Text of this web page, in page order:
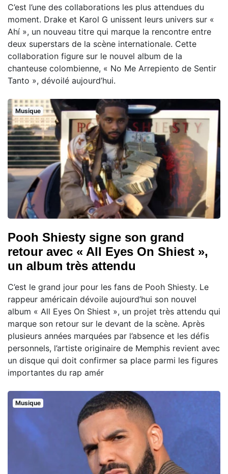
C’est l’une des collaborations les plus attendues du
moment. Drake et Karol G unissent leurs univers sur «
Ahí », un nouveau titre qui marque la rencontre entre
deux superstars de la scène internationale. Cette
collaboration figure sur le nouvel album de la
chanteuse colombienne, « No Me Arrepiento de Sentir
Tanto », dévoilé aujourd’hui.
Musique
Pooh Shiesty signe son grand
retour avec « All Eyes On Shiest »,
un album très attendu
C’est le grand jour pour les fans de Pooh Shiesty. Le
rappeur américain dévoile aujourd’hui son nouvel
album « All Eyes On Shiest », un projet très attendu qui
marque son retour sur le devant de la scène. Après
plusieurs années marquées par l’absence et les défis
personnels, l’artiste originaire de Memphis revient avec
un disque qui doit confirmer sa place parmi les figures
importantes du rap amér
Musique